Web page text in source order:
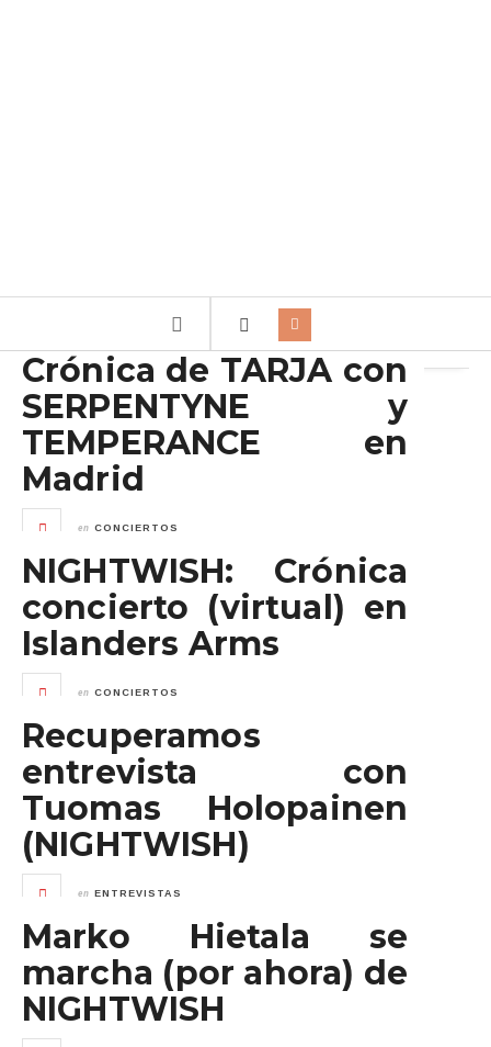
Crónica de TARJA con
SERPENTYNE y
TEMPERANCE en
Madrid
en CONCIERTOS
NIGHTWISH: Crónica
concierto (virtual) en
Islanders Arms
en CONCIERTOS
Recuperamos
entrevista con
Tuomas Holopainen
(NIGHTWISH)
en ENTREVISTAS
Marko Hietala se
marcha (por ahora) de
NIGHTWISH